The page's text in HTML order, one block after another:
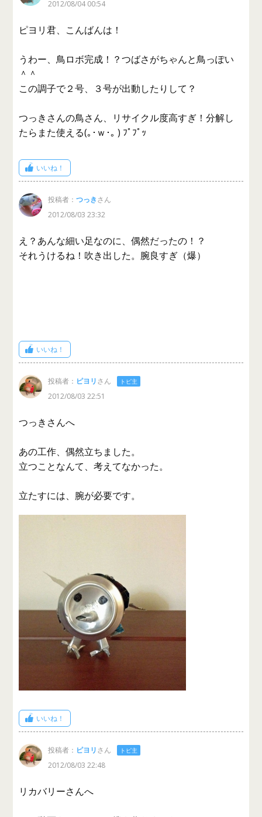
2012/08/04 00:54
ピヨリ君、こんばんは！
うわー、鳥ロボ完成！？つばさがちゃんと鳥っぽい
＾＾
この調子で２号、３号が出動したりして？
つっきさんの鳥さん、リサイクル度高すぎ！分解し
たらまた使える(｡･ｗ･｡ ) ﾌﾟﾌﾟｯ
いいね！
投稿者：つっきさん
2012/08/03 23:32
え？あんな細い足なのに、偶然だったの！？
それうけるね！吹き出した。腕良すぎ（爆）
いいね！
投稿者： ピヨリさん トピ主
2012/08/03 22:51
つっきさんへ
あの工作、偶然立ちました。
立つことなんて、考えてなかった。
立たすには、腕が必要です。
いいね！
投稿者： ピヨリさん トピ主
2012/08/03 22:48
リカバリーさんへ